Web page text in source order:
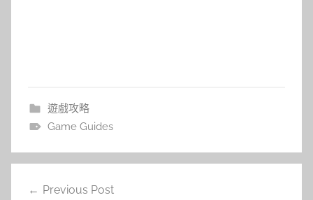
遊戲攻略
Game Guides
Previous Post